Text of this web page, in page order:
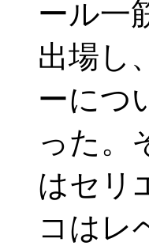
ール一
出場し
ーにつ
った。
はセリ
コはレ